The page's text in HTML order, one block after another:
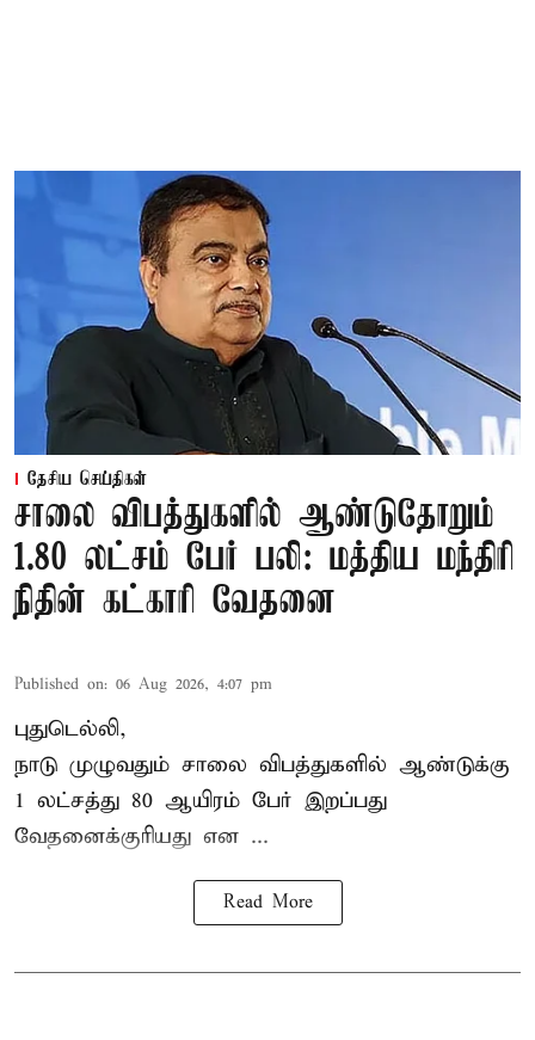
தேசிய செய்திகள்
சாலை விபத்துகளில் ஆண்டுதோறும்
1.80 லட்சம் பேர் பலி: மத்திய மந்திரி
நிதின் கட்காரி வேதனை
Published on: 06 Aug 2026, 4:07 pm
புதுடெல்லி,
நாடு முழுவதும் சாலை விபத்துகளில் ஆண்டுக்கு
1 லட்சத்து 80 ஆயிரம் பேர் இறப்பது
வேதனைக்குரியது என ...
Read More